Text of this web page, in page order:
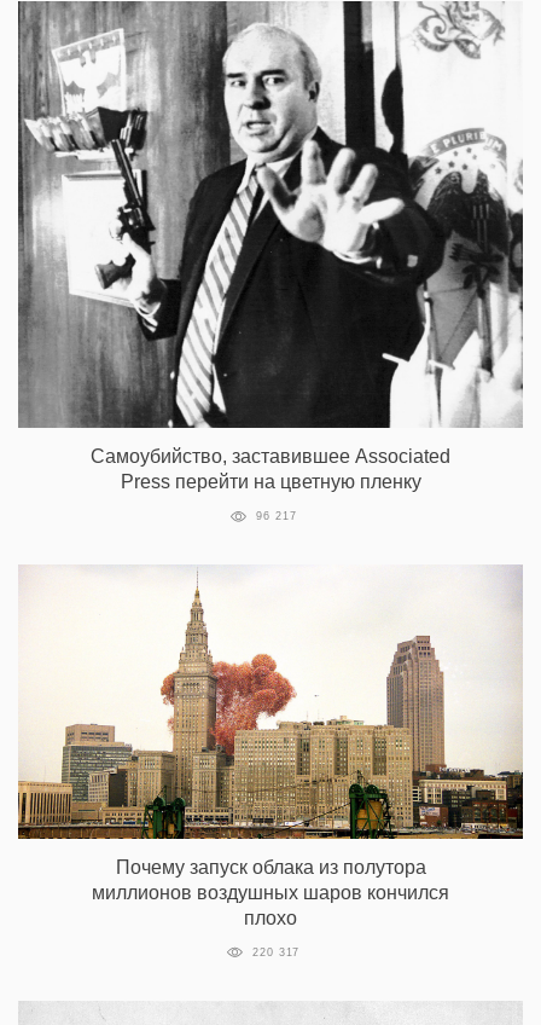
Самоубийство, заставившее Associated
Press перейти на цветную пленку
96 217
Почему запуск облака из полутора
миллионов воздушных шаров кончился
плохо
220 317